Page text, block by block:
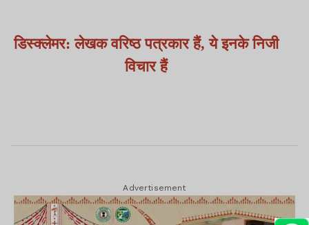
डिस्क्लेमर: लेखक वरिष्ठ पत्रकार हैं, ये इनके निजी
विचार हैं
Advertisement